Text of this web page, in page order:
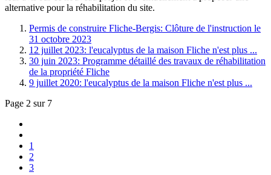
alternative pour la réhabilitation du site.
Permis de construire Fliche-Bergis: Clôture de l'instruction le
31 octobre 2023
12 juillet 2023: l'eucalyptus de la maison Fliche n'est plus ...
30 juin 2023: Programme détaillé des travaux de réhabilitation
de la propriété Fliche
9 juillet 2020: l'eucalyptus de la maison Fliche n'est plus ...
Page 2 sur 7
1
2
3